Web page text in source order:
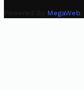
Powered By MegaWeb